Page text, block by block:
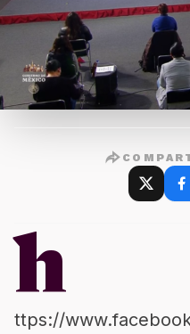
h
ttps://